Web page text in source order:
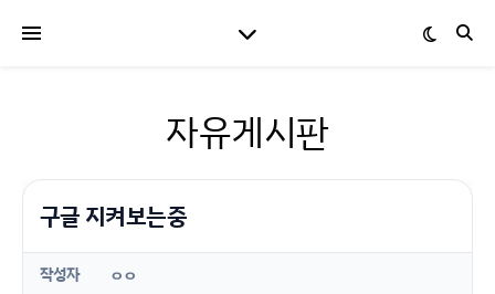
자유게시판
구글 지켜보는중
작성자 ㅇㅇ